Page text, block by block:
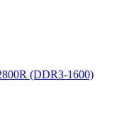
(DDR3-1600)